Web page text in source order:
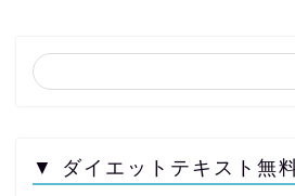
▼ ダイエットテキスト無